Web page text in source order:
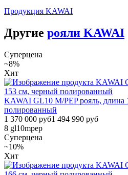
Продукция KAWAI
Другие рояли KAWAI
Суперцена
~8%
Хит
KAWAI GL10 M/PEP рояль, длина
полированный
1 370 000 руб1 494 990 руб
8 gl10mpep
Суперцена
~10%
Хит